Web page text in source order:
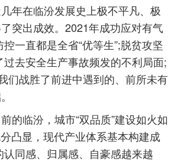
在临汾发展史上极不平凡、极
突出成效。2021年成功应对有气
一直都是全省“优等生”;脱贫攻坚
去安全生产事故频发的不利局面;
战胜了前进中遇到的、前所未有
临汾，城市“双品质”建设如火如
凸显，现代产业体系基本构建成
同感、归属感、自豪感越来越